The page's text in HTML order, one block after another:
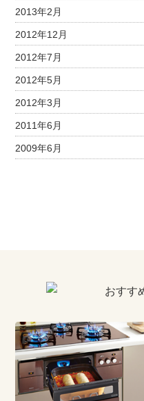
2013年2月
2012年12月
2012年7月
2012年5月
2012年3月
2011年6月
2009年6月